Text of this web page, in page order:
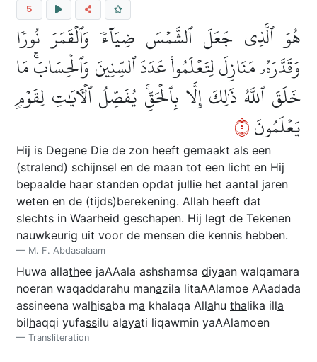
5
هُوَ ٱلَّذِي جَعَلَ ٱلشَّمۡسَ ضِيَآءٗ وَٱلۡقَمَرَ نُورٗا
وَقَدَّرَهُۥ مَنَازِلَ لِتَعۡلَمُواْ عَدَدَ ٱلسِّنِينَ وَٱلۡحِسَابَۚ مَا
خَلَقَ ٱللَّهُ ذَٰلِكَ إِلَّا بِٱلۡحَقِّۚ يُفَصِّلُ ٱلۡأٓيَٰتِ لِقَوۡمٖ
يَعۡلَمُونَ٥
Hij is Degene Die de zon heeft gemaakt als een
(stralend) schijnsel en de maan tot een licht en Hij
bepaalde haar standen opdat jullie het aantal jaren
weten en de (tijds)berekening. Allah heeft dat
slechts in Waarheid geschapen. Hij legt de Tekenen
nauwkeurig uit voor de mensen die kennis hebben.
M. F. Abdasalaam
Huwa allathee jaAAala ashshamsa diyaan walqamara
noeran waqaddarahu manazila litaAAlamoe AAadada
assineena walhisaba ma khalaqa Allahu thalika illa
bilhaqqi yufassilu alayati liqawmin yaAAlamoen
Transliteration